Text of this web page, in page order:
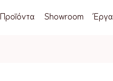
Προϊόντα Showroom Έργα